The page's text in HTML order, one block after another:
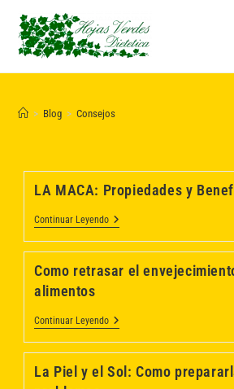
contenido
> Blog > Consejos
LA MACA: Propiedades y
Continuar LeyendoLA
Propiedades
Beneficios
Como retrasar el
alimentos
Continuar LeyendoComo
El
Los
La Piel y el Sol: Como